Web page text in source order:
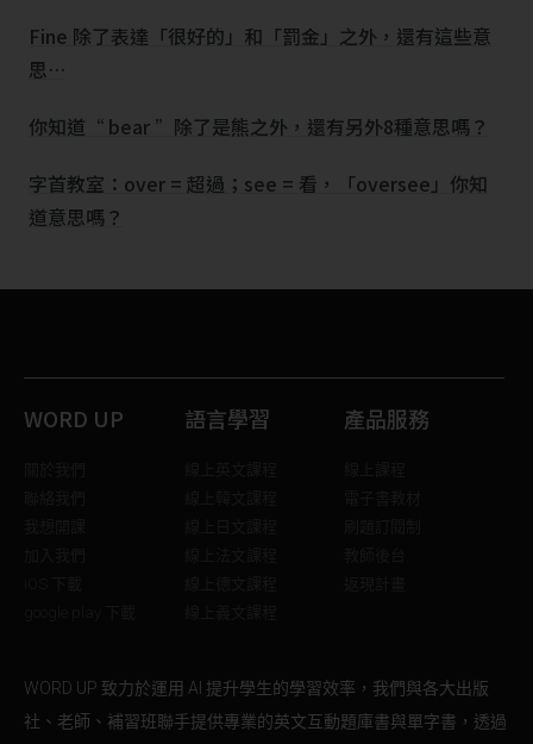
Fine 除了表達「很好的」和「罰金」之外，還有這些意
思…
你知道“ bear ”除了是熊之外，還有另外8種意思嗎？
字首教室：over = 超過；see = 看，「oversee」你知
道意思嗎？
WORD UP 語言學習 產品服務
WORD UP 致力於運用 AI 提升學生的學習效率，我們與各大出版
社、老師、補習班聯手提供專業的英文互動題庫書與單字書，透過